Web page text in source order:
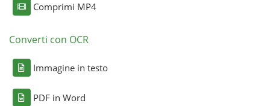
Comprimi MP4
Converti con OCR
Immagine in testo
PDF in Word